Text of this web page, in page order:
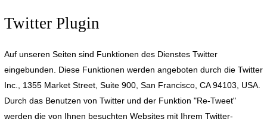
Twitter Plugin
Auf unseren Seiten sind Funktionen des Dienstes Twitter
eingebunden. Diese Funktionen werden angeboten durch die Twitter
Inc., 1355 Market Street, Suite 900, San Francisco, CA 94103, USA.
Durch das Benutzen von Twitter und der Funktion "Re-Tweet"
werden die von Ihnen besuchten Websites mit Ihrem Twitter-